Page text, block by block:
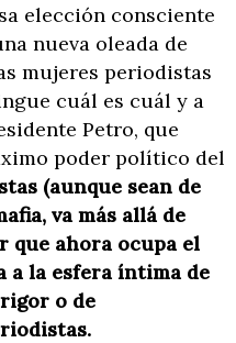
elección consciente
nueva oleada de
mujeres periodistas
cuál es cuál y a
Petro, que
poder político del
(aunque sean de
va más allá de
que ahora ocupa el
a la esfera íntima de
o de